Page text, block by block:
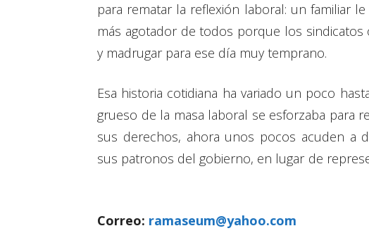
para rematar la reflexión laboral: un familiar
más agotador de todos porque los
y madrugar para ese día muy temprano.
Esa historia cotidiana ha variado un poco
grueso de la masa laboral se esforzaba para
sus derechos, ahora unos pocos acuden a
sus patronos del gobierno, en lugar de
Correo: ramaseum@yahoo.com